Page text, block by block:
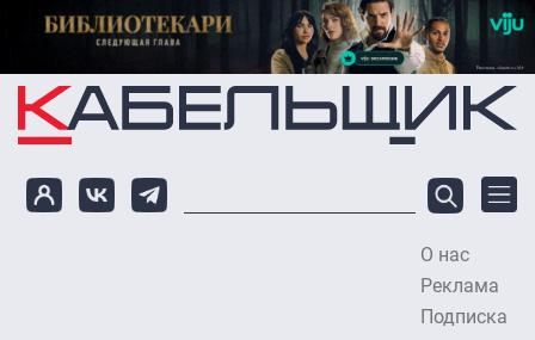
Перейти к основному содержанию
О нас
Реклама
Подписка